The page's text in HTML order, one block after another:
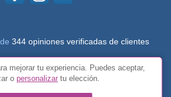
344 opiniones verificadas de clientes
reservados Impulsivos
generales
mejorar tu experiencia. Puedes aceptar,
o personalizar tu elección.